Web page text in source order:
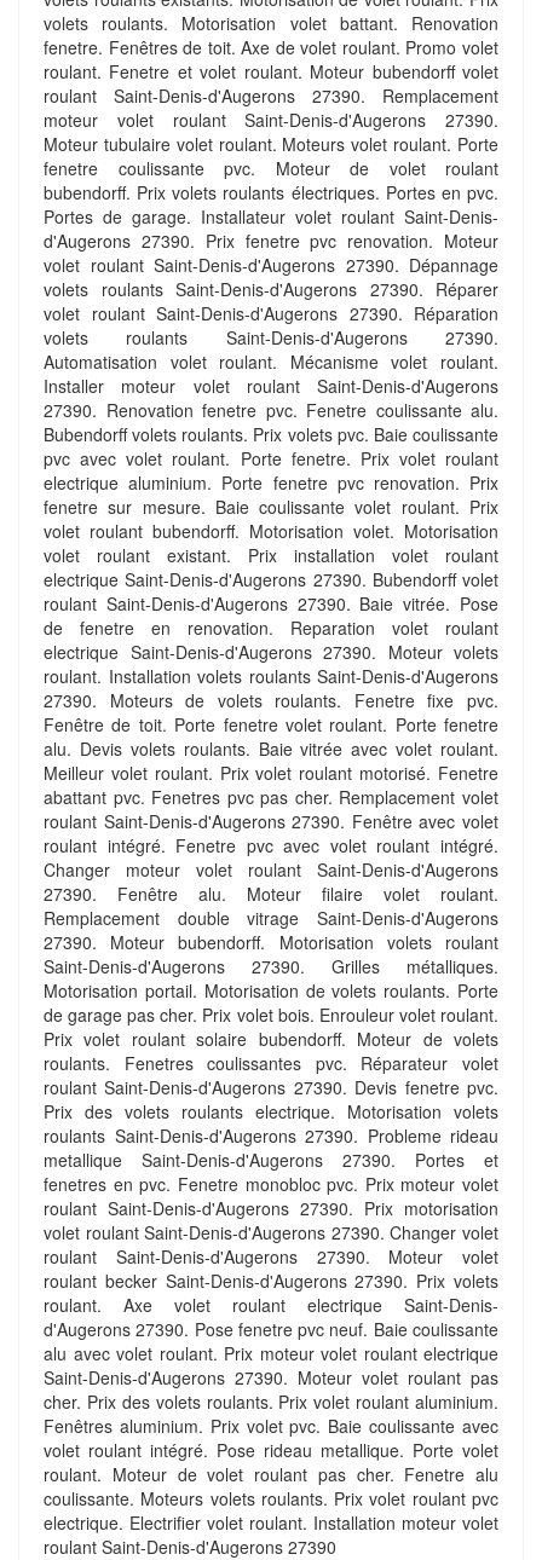
volets roulants. Motorisation volet battant. Renovation
fenetre. Fenêtres de toit. Axe de volet roulant. Promo volet
roulant. Fenetre et volet roulant. Moteur bubendorff volet
roulant Saint-Denis-d'Augerons 27390. Remplacement
moteur volet roulant Saint-Denis-d'Augerons 27390.
Moteur tubulaire volet roulant. Moteurs volet roulant. Porte
fenetre coulissante pvc. Moteur de volet roulant
bubendorff. Prix volets roulants électriques. Portes en pvc.
Portes de garage. Installateur volet roulant Saint-Denis-
d'Augerons 27390. Prix fenetre pvc renovation. Moteur
volet roulant Saint-Denis-d'Augerons 27390. Dépannage
volets roulants Saint-Denis-d'Augerons 27390. Réparer
volet roulant Saint-Denis-d'Augerons 27390. Réparation
volets roulants Saint-Denis-d'Augerons 27390.
Automatisation volet roulant. Mécanisme volet roulant.
Installer moteur volet roulant Saint-Denis-d'Augerons
27390. Renovation fenetre pvc. Fenetre coulissante alu.
Bubendorff volets roulants. Prix volets pvc. Baie coulissante
pvc avec volet roulant. Porte fenetre. Prix volet roulant
electrique aluminium. Porte fenetre pvc renovation. Prix
fenetre sur mesure. Baie coulissante volet roulant. Prix
volet roulant bubendorff. Motorisation volet. Motorisation
volet roulant existant. Prix installation volet roulant
electrique Saint-Denis-d'Augerons 27390. Bubendorff volet
roulant Saint-Denis-d'Augerons 27390. Baie vitrée. Pose
de fenetre en renovation. Reparation volet roulant
electrique Saint-Denis-d'Augerons 27390. Moteur volets
roulant. Installation volets roulants Saint-Denis-d'Augerons
27390. Moteurs de volets roulants. Fenetre fixe pvc.
Fenêtre de toit. Porte fenetre volet roulant. Porte fenetre
alu. Devis volets roulants. Baie vitrée avec volet roulant.
Meilleur volet roulant. Prix volet roulant motorisé. Fenetre
abattant pvc. Fenetres pvc pas cher. Remplacement volet
roulant Saint-Denis-d'Augerons 27390. Fenêtre avec volet
roulant intégré. Fenetre pvc avec volet roulant intégré.
Changer moteur volet roulant Saint-Denis-d'Augerons
27390. Fenêtre alu. Moteur filaire volet roulant.
Remplacement double vitrage Saint-Denis-d'Augerons
27390. Moteur bubendorff. Motorisation volets roulant
Saint-Denis-d'Augerons 27390. Grilles métalliques.
Motorisation portail. Motorisation de volets roulants. Porte
de garage pas cher. Prix volet bois. Enrouleur volet roulant.
Prix volet roulant solaire bubendorff. Moteur de volets
roulants. Fenetres coulissantes pvc. Réparateur volet
roulant Saint-Denis-d'Augerons 27390. Devis fenetre pvc.
Prix des volets roulants electrique. Motorisation volets
roulants Saint-Denis-d'Augerons 27390. Probleme rideau
metallique Saint-Denis-d'Augerons 27390. Portes et
fenetres en pvc. Fenetre monobloc pvc. Prix moteur volet
roulant Saint-Denis-d'Augerons 27390. Prix motorisation
volet roulant Saint-Denis-d'Augerons 27390. Changer volet
roulant Saint-Denis-d'Augerons 27390. Moteur volet
roulant becker Saint-Denis-d'Augerons 27390. Prix volets
roulant. Axe volet roulant electrique Saint-Denis-
d'Augerons 27390. Pose fenetre pvc neuf. Baie coulissante
alu avec volet roulant. Prix moteur volet roulant electrique
Saint-Denis-d'Augerons 27390. Moteur volet roulant pas
cher. Prix des volets roulants. Prix volet roulant aluminium.
Fenêtres aluminium. Prix volet pvc. Baie coulissante avec
volet roulant intégré. Pose rideau metallique. Porte volet
roulant. Moteur de volet roulant pas cher. Fenetre alu
coulissante. Moteurs volets roulants. Prix volet roulant pvc
electrique. Electrifier volet roulant. Installation moteur volet
roulant Saint-Denis-d'Augerons 27390